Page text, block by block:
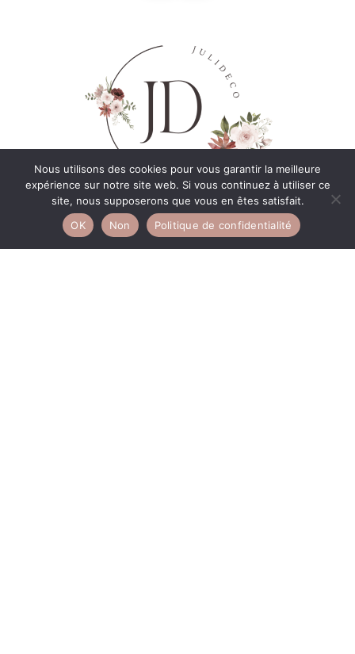
Organisation & décoration
Nous utilisons des cookies pour vous garantir la meilleure
expérience sur notre site web. Si vous continuez à utiliser ce
site, nous supposerons que vous en êtes satisfait.
OK
Non Politique de confidentialité